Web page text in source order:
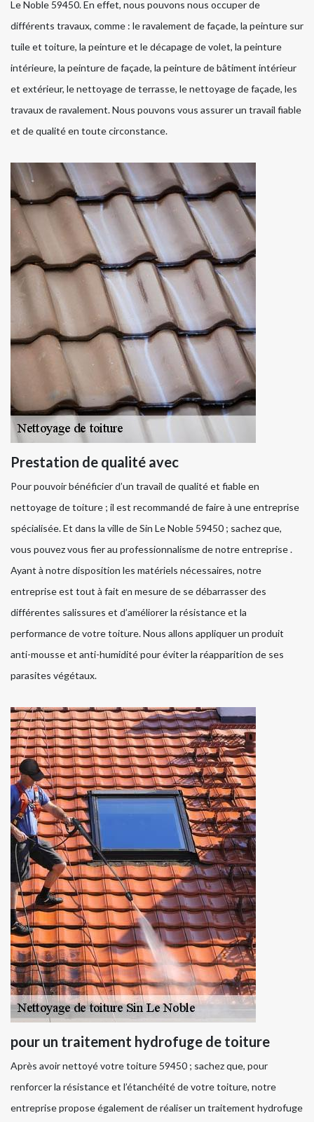
Le Noble 59450. En effet, nous pouvons nous occuper de
différents travaux, comme : le ravalement de façade, la peinture sur
tuile et toiture, la peinture et le décapage de volet, la peinture
intérieure, la peinture de façade, la peinture de bâtiment intérieur
et extérieur, le nettoyage de terrasse, le nettoyage de façade, les
travaux de ravalement. Nous pouvons vous assurer un travail fiable
et de qualité en toute circonstance.
Prestation de qualité avec
Pour pouvoir bénéficier d’un travail de qualité et fiable en
nettoyage de toiture ; il est recommandé de faire à une entreprise
spécialisée. Et dans la ville de Sin Le Noble 59450 ; sachez que,
vous pouvez vous fier au professionnalisme de notre entreprise .
Ayant à notre disposition les matériels nécessaires, notre
entreprise est tout à fait en mesure de se débarrasser des
différentes salissures et d’améliorer la résistance et la
performance de votre toiture. Nous allons appliquer un produit
anti-mousse et anti-humidité pour éviter la réapparition de ses
parasites végétaux.
pour un traitement hydrofuge de toiture
Après avoir nettoyé votre toiture 59450 ; sachez que, pour
renforcer la résistance et l’étanchéité de votre toiture, notre
entreprise propose également de réaliser un traitement hydrofuge